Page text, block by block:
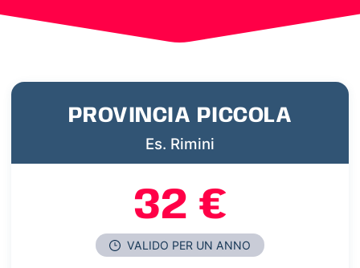
PROVINCIA PICCOLA
Es. Rimini
32 €
VALIDO PER UN ANNO